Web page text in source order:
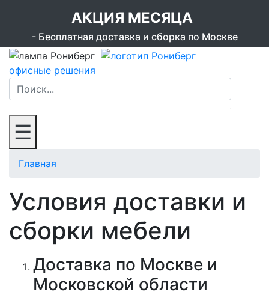
АКЦИЯ МЕСЯЦА
- Бесплатная доставка и сборка по Москве
офисные решения
☰
Главная
Условия доставки и
сборки мебели
Доставка по Москве и
Московской области